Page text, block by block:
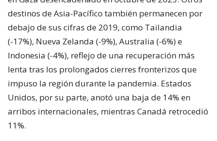
destinos de Asia-Pacífico también permanecen por
debajo de sus cifras de 2019, como Tailandia
(-17%), Nueva Zelanda (-9%), Australia (-6%) e
Indonesia (-4%), reflejo de una recuperación más
lenta tras los prolongados cierres fronterizos que
impuso la región durante la pandemia. Estados
Unidos, por su parte, anotó una baja de 14% en
arribos internacionales, mientras Canadá retrocedió
11%.